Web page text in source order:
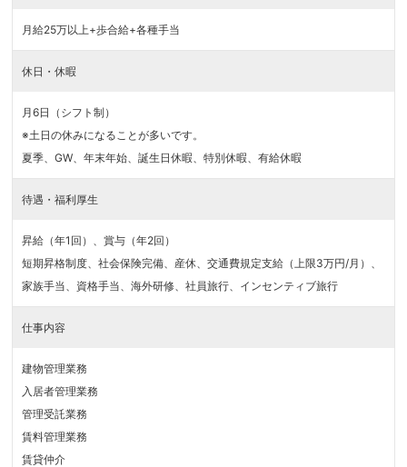
月給25万以上+歩合給+各種手当
休日・休暇
月6日（シフト制）
※土日の休みになることが多いです。
夏季、GW、年末年始、誕生日休暇、特別休暇、有給休暇
待遇・福利厚生
昇給（年1回）、賞与（年2回）
短期昇格制度、社会保険完備、産休、交通費規定支給（上限3万円/月）、
家族手当、資格手当、海外研修、社員旅行、インセンティブ旅行
仕事内容
建物管理業務
入居者管理業務
管理受託業務
賃料管理業務
賃貸仲介